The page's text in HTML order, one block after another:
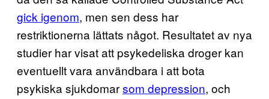
gick igenom, men sen dess har
restriktionerna lättats något. Resultatet av nya
studier har visat att psykedeliska droger kan
eventuellt vara användbara i att bota
psykiska sjukdomarsom depression, och